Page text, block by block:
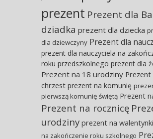
prezent Prezent dla
dziadka prezent dla dziecka
dla dziewczyny Prezent dla
prezent dla nauczyciela na
roku przedszkolnego prezent dla
Prezent na 18 urodziny Prezent
chrzest prezent na komunię
pierwszą komunię świętą Prezent
Prezent na rocznicę
urodziny prezent na walentynki
na zakończenie roku szkolnego